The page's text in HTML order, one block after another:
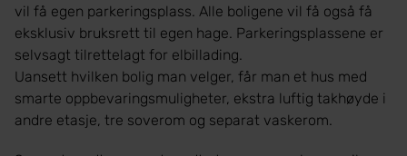
vil få egen parkeringsplass. Alle boligene vil få også få
eksklusiv bruksrett til egen hage. Parkeringsplassene er
selvsagt tilrettelagt for elbillading.
Uansett hvilken bolig man velger, får man et hus med
smarte oppbevaringsmuligheter, ekstra luftig takhøyde i
andre etasje, tre soverom og separat vaskerom.